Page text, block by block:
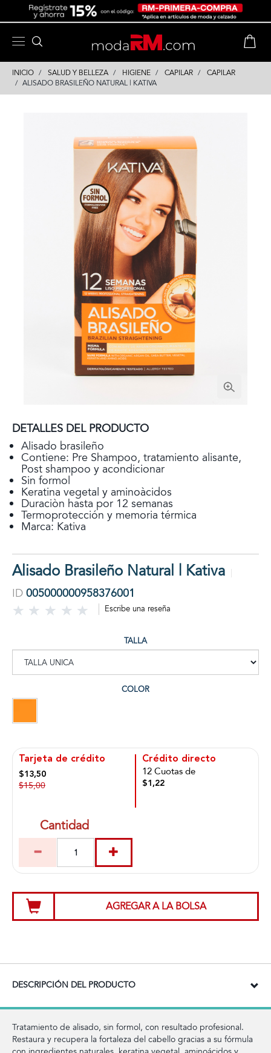
INICIO SALUD Y BELLEZA HIGIENE CAPILAR
CAPILAR
ALISADO BRASILEÑO NATURAL | KATIVA
DETALLES DEL PRODUCTO
Alisado brasileño
Contiene: Pre Shampoo, tratamiento alisante,
Post shampoo y acondicionar
Sin formol
Keratina vegetal y aminoàcidos
Duraciòn hasta por 12 semanas
Termoprotección y memoria térmica
Marca: Kativa
Alisado Brasileño Natural | Kativa
ID 005000000958376001
Escribe una reseña
TALLA
COLOR
Tarjeta de crédito
$13,50
$15,00
Crédito directo
12 Cuotas de
$1,22
Cantidad
AGREGAR A LA BOLSA
DESCRIPCIÓN DEL PRODUCTO
Tratamiento de alisado, sin formol, con resultado profesional.
Restaura y recupera la fortaleza del cabello gracias a su fórmula